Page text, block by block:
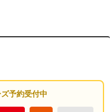
予約受付中